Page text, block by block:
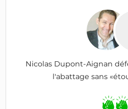
Nicolas Dupont-Aignan
l'abattage sans